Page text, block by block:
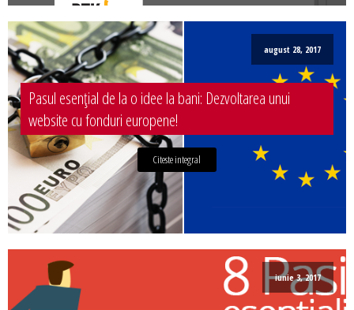
august 28, 2017
Pasul esențial de la o idee la bani: Dezvoltarea unui
website cu fonduri europene!
Citeste integral
iunie 3, 2017